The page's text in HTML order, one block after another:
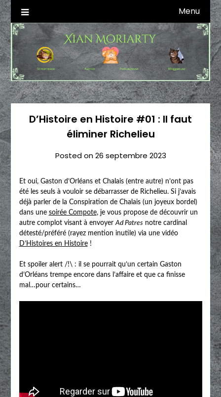
Skip
to
content
Xian Moriarty
Autrice SFFF & Blogueuse & Streameuse Menu
D’Histoire en Histoire #01 : Il faut
éliminer Richelieu
Posted on26 septembre 2023
Et oui, Gaston d’Orléans et Chalais (entre autre) n’ont pas
été les seuls à vouloir se débarrasser de Richelieu. Si j’avais
déjà parler de la Conspiration de Chalais (un joyeux bordel)
dans une soirée Compote, je vous propose de découvrir un
autre complot visant à envoyer Ad Patres notre cardinal
détesté/préféré (rayez mention inutile) via une vidéo
D’Histoires en Histoire!
Et spoiler alert /!\ : il se pourrait qu’un certain Gaston
d’Orléans trempe encore dans l’affaire et que ca finisse
mal…pour certains…